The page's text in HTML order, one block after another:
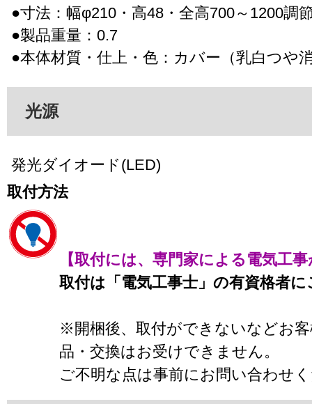
●寸法：幅φ210・高48・全高700～1200調
●製品重量：0.7
●本体材質・仕上・色：カバー（乳白つや
光源
発光ダイオード(LED)
取付方法
【取付には、専門家による電気工
取付は「電気工事士」の有資格者
※開梱後、取付ができないなどお
品・交換はお受けできません。
ご不明な点は事前にお問い合わせ